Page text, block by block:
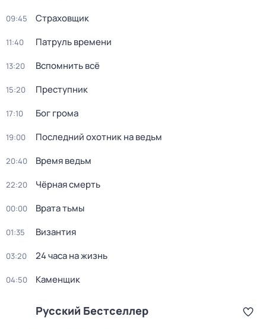
09:45 Страховщик
11:40 Патруль времени
13:20 Вспомнить всё
15:20 Преступник
17:10 Бог грома
19:00 Последний охотник на ведьм
20:40 Время ведьм
22:20 Чёрная смерть
00:00 Врата тьмы
01:35 Византия
03:20 24 часа на жизнь
04:50 Каменщик
Русский Бестселлер